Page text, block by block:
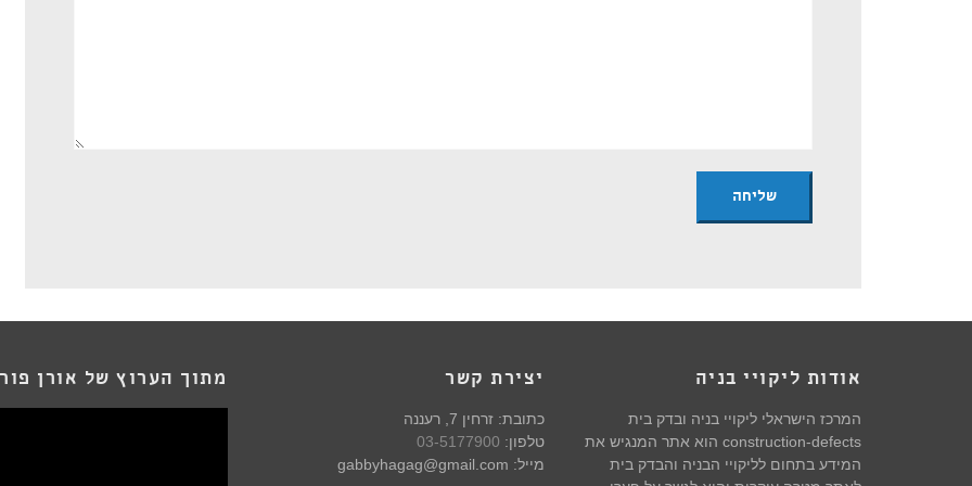
אודות ליקויי בניה
המרכז הישראלי ליקויי בניה ובדק בית
construction-defects הוא אתר המנגיש את
המידע בתחום לליקויי הבניה והבדק בית
יצירת קשר
כתובת: זרחין 7, רעננה
טלפון: 03-5177900
מייל: gabbyhagag@gmail.com
מתוך הערוץ של אורן